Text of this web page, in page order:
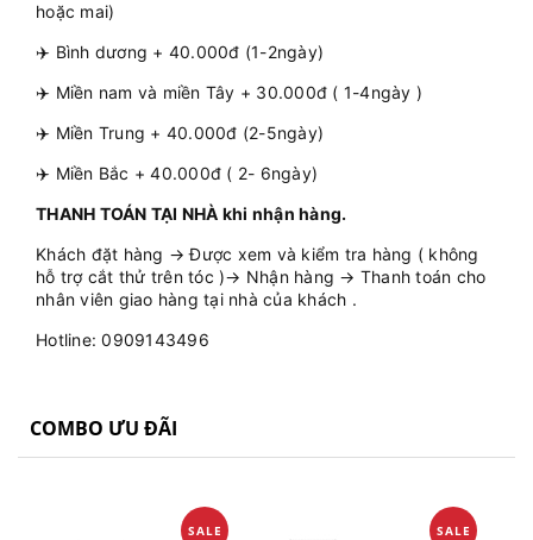
hoặc mai)
✈️ Bình dương + 40.000đ (1-2ngày)
✈️ Miền nam và miền Tây + 30.000đ ( 1-4ngày )
✈️ Miền Trung + 40.000đ (2-5ngày)
✈️ Miền Bắc + 40.000đ ( 2- 6ngày)
THANH TOÁN TẠI NHÀ khi nhận hàng.
Khách đặt hàng → Được xem và kiểm tra hàng ( không
hỗ trợ cắt thử trên tóc )→ Nhận hàng → Thanh toán cho
nhân viên giao hàng tại nhà của khách .
Hotline: 0909143496
COMBO ƯU ĐÃI
SALE SALE